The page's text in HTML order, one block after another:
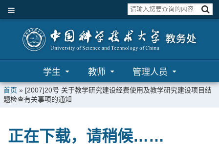
学生 教师 管理人员
首页 » [2007]20号 关于教学研究建设经费使用及教学研究建设项目结
题检查有关事项的通知
正在下载，请稍候……